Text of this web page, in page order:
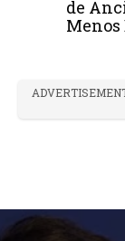
de
Menos